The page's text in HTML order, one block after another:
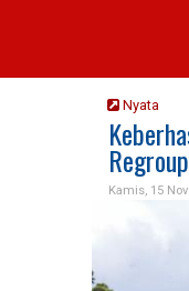
Nyata
Kamis, 15